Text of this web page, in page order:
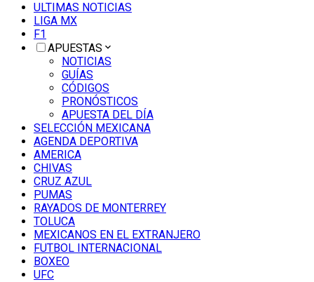
ULTIMAS NOTICIAS
LIGA MX
F1
APUESTAS
NOTICIAS
GUÍAS
CÓDIGOS
PRONÓSTICOS
APUESTA DEL DÍA
SELECCIÓN MEXICANA
AGENDA DEPORTIVA
AMERICA
CHIVAS
CRUZ AZUL
PUMAS
RAYADOS DE MONTERREY
TOLUCA
MEXICANOS EN EL EXTRANJERO
FUTBOL INTERNACIONAL
BOXEO
UFC